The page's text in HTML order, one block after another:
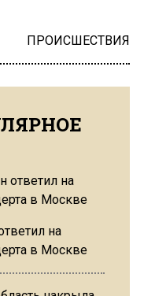
ПРОИСШЕСТВИЯ
на
в Москве